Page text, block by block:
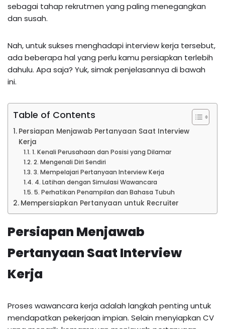
sebagai tahap rekrutmen yang paling menegangkan
dan susah.
Nah, untuk sukses menghadapi interview kerja tersebut,
ada beberapa hal yang perlu kamu persiapkan terlebih
dahulu. Apa saja? Yuk, simak penjelasannya di bawah
ini.
Table of Contents
Persiapan Menjawab Pertanyaan Saat Interview
Kerja
1. Kenali Perusahaan dan Posisi yang Dilamar
2. Mengenali Diri Sendiri
3. Mempelajari Pertanyaan Interview Kerja
4. Latihan dengan Simulasi Wawancara
5. Perhatikan Penampilan dan Bahasa Tubuh
Mempersiapkan Pertanyaan untuk Recruiter
Persiapan Menjawab
Pertanyaan Saat Interview
Kerja
Proses wawancara kerja adalah langkah penting untuk
mendapatkan pekerjaan impian. Selain menyiapkan CV